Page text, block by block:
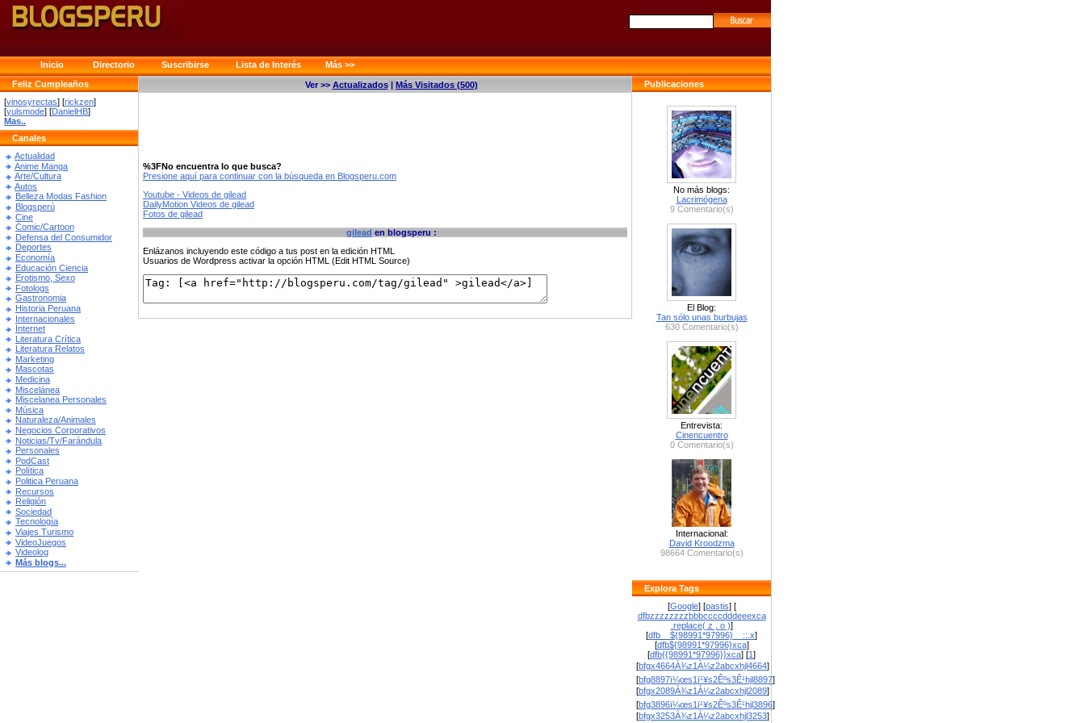
Inicio Directorio Suscribirse Lista de Interés
Más >>
Feliz Cumpleaños
[vinosyrectas] [rickzen]
[yulsmode] [DanielHB]
Mas..
Canales
Actualidad
Anime Manga
Arte/Cultura
Autos
Belleza Modas Fashion
Blogsperú
Cine
Comic/Cartoon
Defensa del Consumidor
Deportes
Economía
Educación Ciencia
Erotismo, Sexo
Fotologs
Gastronomia
Historia Peruana
Internacionales
Internet
Literatura Crítica
Literatura Relatos
Marketing
Mascotas
Medicina
Miscelánea
Miscelanea Personales
Música
Naturaleza/Animales
Negocios Corporativos
Noticias/Tv/Farándula
Personales
PodCast
Política
Politica Peruana
Recursos
Religión
Sociedad
Tecnología
Viajes Turismo
VideoJuegos
Videolog
Más blogs...
Publicaciones
No más blogs:
Lacrimógena
9 Comentario(s)
El Blog:
Tan sólo unas burbujas
630 Comentario(s)
Entrevista:
Cinencuentro
0 Comentario(s)
Internacional:
David Kroodzma
98664 Comentario(s)
Explora Tags
[Google] [pastis] [
dfbzzzzzzzzbbbccccdddeeexca
.replace( z , o )]
[dfb__${98991*97996}__::.x]
[dfb${98991*97996}xca]
[dfb{{98991*97996}}xca] [1]
[bfgx4664À¾z1À¼z2abcxhjl4664]
[bfg8897ï¼œs1ï¹¥s2Êºs3Ê¹hjl8897]
[bfgx2089À¾z1À¼z2abcxhjl2089]
[bfg3896ï¼œs1ï¹¥s2Êºs3Ê¹hjl3896]
[bfgx3253À¾z1À¼z2abcxhjl3253]
Ver >> Actualizados| Más Visitados (500)
%3FNo encuentra lo que busca?
Presione aquí para continuar con la búsqueda en Blogsperu.com
Youtube - Videos de gilead
DailyMotion Videos de gilead
Fotos de gilead
gilead en blogsperu :
Enlázanos incluyendo este código a tus post en la edición HTML
Usuarios de Wordpress activar la opción HTML (Edit HTML Source)